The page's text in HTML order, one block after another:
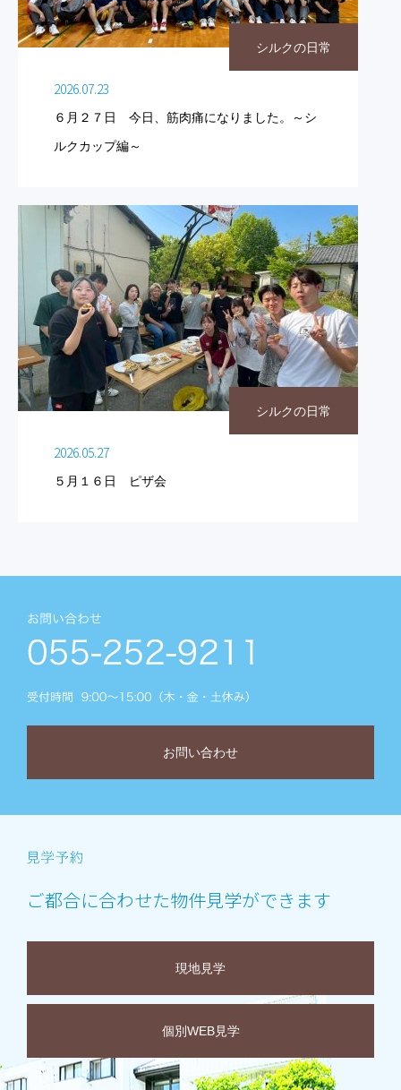
シルクの日常
2026.07.23
６月２７日 今日、筋肉痛になりました。～シ
ルクカップ編～
シルクの日常
2026.05.27
５月１６日 ピザ会
お問い合わせ
ご都合に合わせた物件見学ができます
現地見学
個別WEB見学